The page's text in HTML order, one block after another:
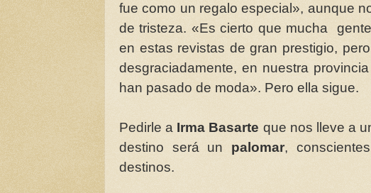
fue como un regalo especial», aunque
de tristeza. «Es cierto que mucha
en estas revistas de gran prestigio,
desgraciadamente, en nuestra
han pasado de moda». Pero ella sigue.
Pedirle a Irma Basarte que nos lleve a
destino será un palomar,
destinos.